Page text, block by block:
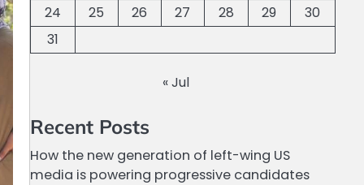
24
25 26 27 28 29
30
31
« Jul
Recent Posts
How the new generation of left-wing US
media is powering progressive candidates